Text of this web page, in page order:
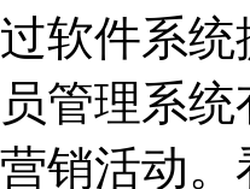
过软件系
员管理系
营销活动